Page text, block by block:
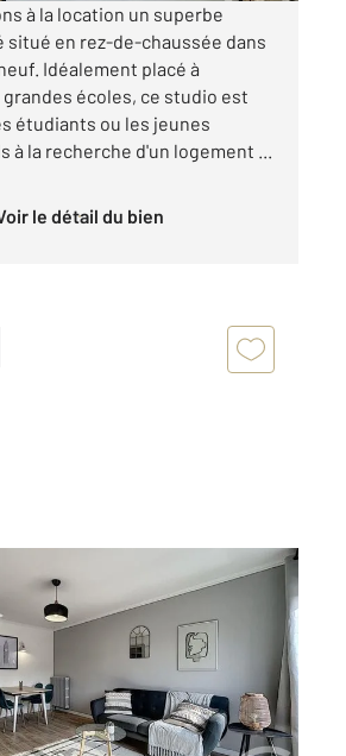
à la location un superbe
situé en rez-de-chaussée dans
Idéalement placé à
écoles, ce studio est
étudiants ou les jeunes
à la recherche d'un logement ...
Voir le détail du bien
T4 à louer
€
comprises